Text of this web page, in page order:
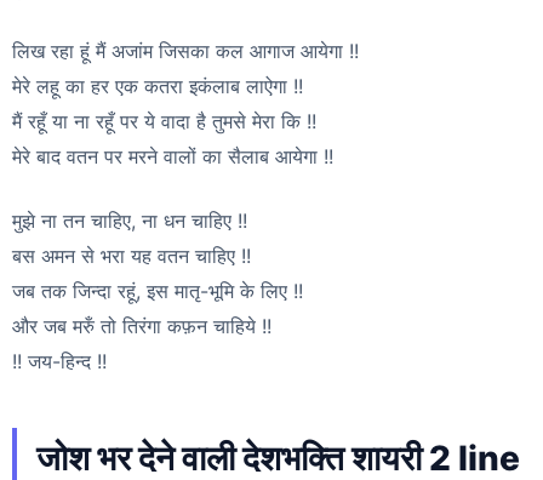
लिख रहा हूं मैं अजांम जिसका कल आगाज आयेगा !!
मेरे लहू का हर एक कतरा इकंलाब लाऐगा !!
मैं रहूँ या ना रहूँ पर ये वादा है तुमसे मेरा कि !!
मेरे बाद वतन पर मरने वालों का सैलाब आयेगा !!
मुझे ना तन चाहिए, ना धन चाहिए !!
बस अमन से भरा यह वतन चाहिए !!
जब तक जिन्दा रहूं, इस मातृ-भूमि के लिए !!
और जब मरुँ तो तिरंगा कफ़न चाहिये !!
!! जय-हिन्द !!
जोश भर देने वाली देशभक्ति शायरी 2 line